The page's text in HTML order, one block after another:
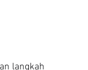
langkah